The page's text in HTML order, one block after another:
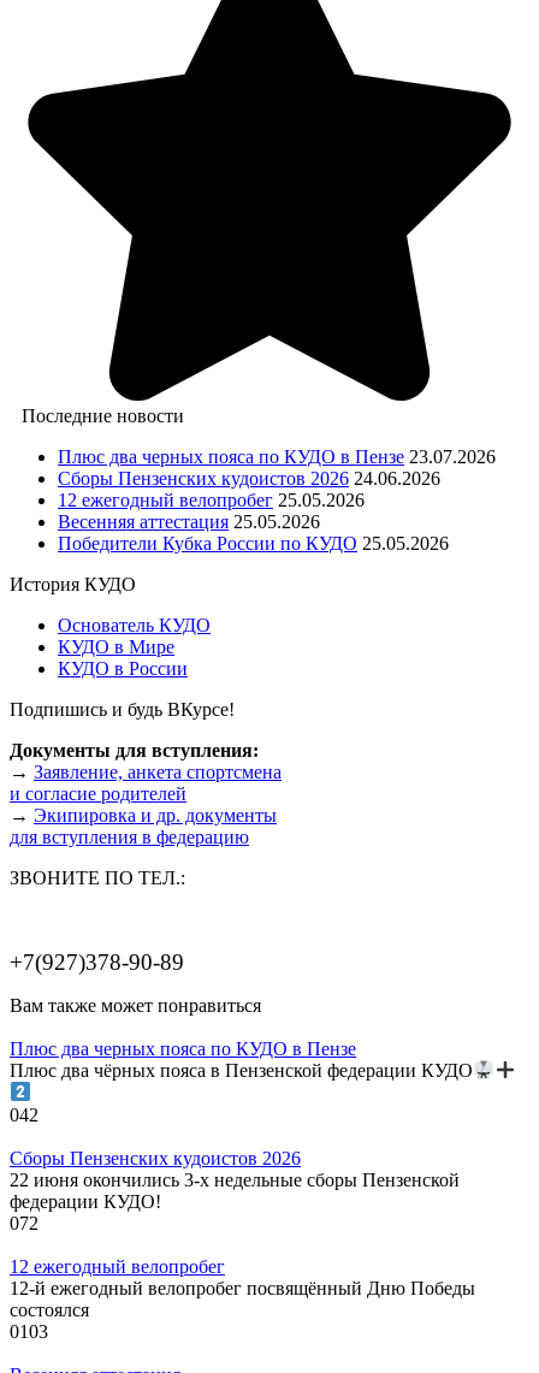
Последние новости
Плюс два черных пояса по КУДО в Пензе 23.07.2026
Сборы Пензенских кудоистов 2026 24.06.2026
12 ежегодный велопробег 25.05.2026
Весенняя аттестация 25.05.2026
Победители Кубка России по КУДО 25.05.2026
История КУДО
Основатель КУДО
КУДО в Мире
КУДО в России
Подпишись и будь ВКурсе!
Документы для вступления:
→ Заявление, анкета спортсмена
и согласие родителей
→ Экипировка и др. документы
для вступления в федерацию
ЗВОНИТЕ ПО ТЕЛ.:
+7(927)378-90-89
Вам также может понравиться
Плюс два черных пояса по КУДО в Пензе
Плюс два чёрных пояса в Пензенской федерации КУДО
042
Сборы Пензенских кудоистов 2026
22 июня окончились 3-х недельные сборы Пензенской
федерации КУДО!
072
12 ежегодный велопробег
12-й ежегодный велопробег посвящённый Дню Победы
состоялся
0103